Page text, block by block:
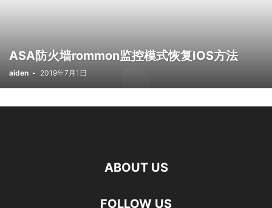
ASA防火墙rommon监控模式恢复IOS方法
aiden - 2019年7月1日
ABOUT US
FOLLOW US